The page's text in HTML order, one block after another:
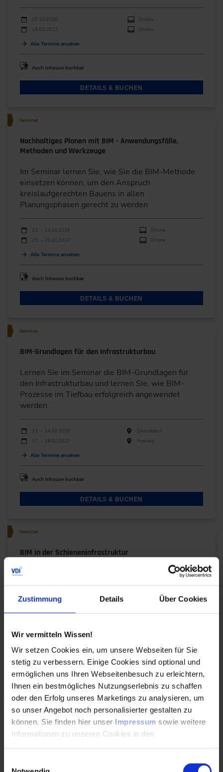
Zustimmung Details Über Cookies
Wir vermitteln Wissen!
Wir setzen Cookies ein, um unsere Webseiten für Sie
stetig zu verbessern. Einige Cookies sind optional und
ermöglichen uns Ihren Webseitenbesuch zu erleichtern,
Ihnen ein bestmögliches Nutzungserlebnis zu schaffen
oder den Erfolg unseres Marketings zu analysieren, um
so unser Angebot noch personalisierter gestalten zu
können. Sie finden hier unser Impressum sowie weitere
Informationen zu unseren Cookies in den
Durchführungen
Veranstaltungsdatum
07.10.2026
Online
16.02.2027
Online
Alle Termine ansehen
Auch Inhouse buchbar
DETAILS & BUCHEN
Seminar
Nachhaltiges Planen mit BIM - Anwendungsfälle,
Methoden und Werkzeuge
Im Seminar lernen Sie, wie Sie die BIM-Methode
einsetzen können, um den Anspruch
kreislaufgerechten Bauens in allen
Planungsphasen gerecht zu werden
Durchführungen
Veranstaltungsdatum
13. – 14.10.2026
Online
25. – 26.02.2027
Online
Alle Termine ansehen
Auch Inhouse buchbar
DETAILS & BUCHEN
Seminar
BIM-Grundlagen für den Infrastrukturbau
Lernen Sie im Seminar die BIM-Grundlagen für
den Infrastrukturbau und lernen Sie, wie BIM-
Prozesse im Tiefbau erfolgreich angewendet
werden.
Durchführungen
Veranstaltungsdatum
13. – 14.10.2026
Düsseldorf
17. – 18.02.2027
Freising
Alle Termine ansehen
Auch Inhouse buchbar
DETAILS & BUCHEN
Seminar
BIM in der Schieneninfrastruktur
Lernen Sie BIM-Standards und Vorgaben in der
Schieneninfrastruktur kennen. Erfahren Sie
praxisnahe Lösungsansätze für Planung und Bau
bei der DB.
Veranstaltungsdatum Veranstaltungsort
14. – 15.10.2026
DETAILS & BUCHEN
Seminar
Praxiswissen KI in der Bauindustrie
Verstehen Sie KI-Potenziale im Bauwesen. Lernen
Sie Tools, Chatbots und Automatisierungen für